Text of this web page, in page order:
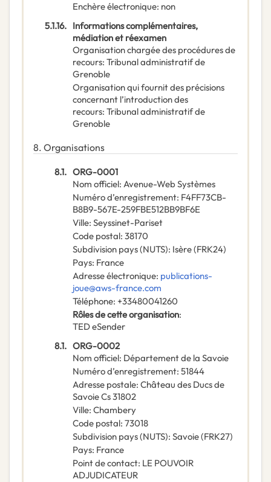
Enchère électronique: non
5.1.16. Informations complémentaires,
médiation et réexamen
Organisation chargée des procédures de
recours: Tribunal administratif de
Grenoble
Organisation qui fournit des précisions
concernant l’introduction des
recours: Tribunal administratif de
Grenoble
8. Organisations
8.1. ORG-0001
Nom officiel: Avenue-Web Systèmes
Numéro d’enregistrement: F4FF73CB-
B8B9-567E-259FBE512BB9BF6E
Ville: Seyssinet-Pariset
Code postal: 38170
Subdivision pays (NUTS): Isère(FRK24)
Pays: France
Adresse électronique: publications-
joue@aws-france.com
Téléphone: +33480041260
Rôles de cette organisation:
TED eSender
8.1. ORG-0002
Nom officiel: Département de la Savoie
Numéro d’enregistrement: 51844
Adresse postale: Château des Ducs de
Savoie Cs 31802
Ville: Chambery
Code postal: 73018
Subdivision pays (NUTS): Savoie(FRK27)
Pays: France
Point de contact: LE POUVOIR
ADJUDICATEUR